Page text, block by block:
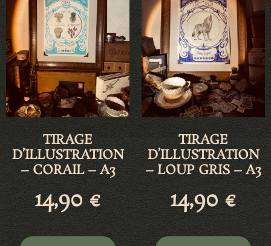
TIRAGE
D’ILLUSTRATION
– CORAIL – A3
14,90€
TIRAGE
D’ILLUSTRATION
– LOUP GRIS – A3
14,90€